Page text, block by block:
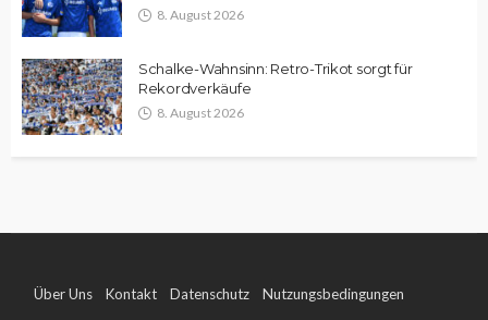
8. August 2026
Schalke-Wahnsinn: Retro-Trikot sorgt für
Rekordverkäufe
8. August 2026
Über Uns Kontakt Datenschutz Nutzungsbedingungen